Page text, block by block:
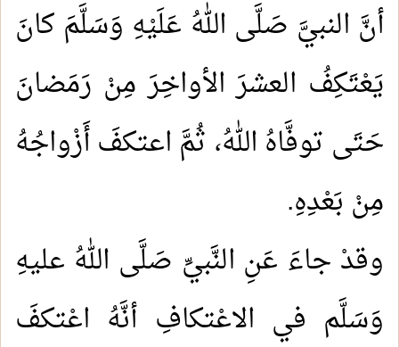
أنَّ النبيَّ صَلَّى اللهُ عَلَيْهِ وَسَلَّمَ كانَ
يَعْتَكِفُ العشرَ الأواخِرَ مِنْ رَمَضانَ
حَتَى توفَّاهُ اللهُ، ثُمَّ اعتكفَ أَزْواجُهُ
مِنْ بَعْدِهِ.
وقدْ جاءَ عَنِ النَّبيِّ صَلَّى اللهُ عليهِ
وَسَلَّم في الاعْتكافِ أنَّهُ اعْتكفَ